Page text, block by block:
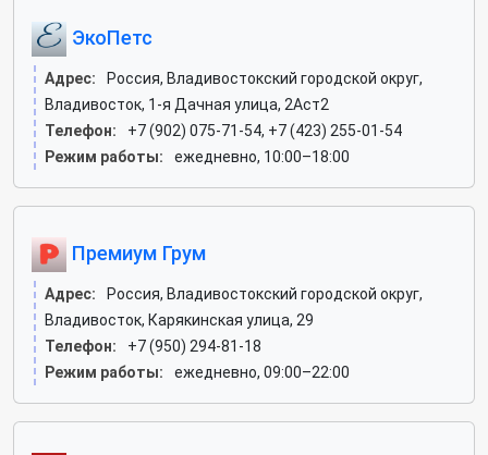
ЭкоПетс
Адрес:
Россия, Владивостокский городской округ,
Владивосток, 1-я Дачная улица, 2Аст2
Телефон:
+7 (902) 075-71-54, +7 (423) 255-01-54
Режим работы:
ежедневно, 10:00–18:00
Премиум Грум
Адрес:
Россия, Владивостокский городской округ,
Владивосток, Карякинская улица, 29
Телефон:
+7 (950) 294-81-18
Режим работы:
ежедневно, 09:00–22:00